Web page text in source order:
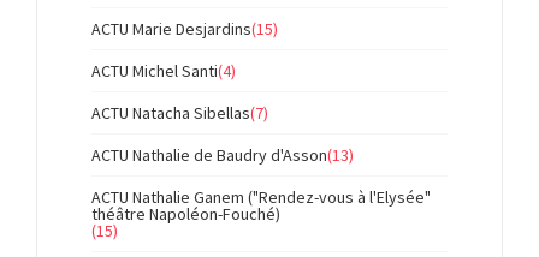
ACTU Marie Desjardins(15)
ACTU Michel Santi(4)
ACTU Natacha Sibellas(7)
ACTU Nathalie de Baudry d'Asson(13)
ACTU Nathalie Ganem ("Rendez-vous à l'Elysée"
théâtre Napoléon-Fouché)
(15)